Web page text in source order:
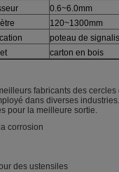
0.6~6.0mm
120~1300mm
poteau de
carton en bois
fabricants des
dans diverses
pour la meilleure sortie.
corrosion
des ustensiles